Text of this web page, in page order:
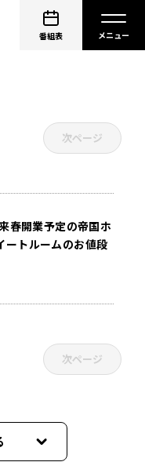
番組表
次ページ
春開業予定の帝国ホ
ートルームのお値段
次ページ